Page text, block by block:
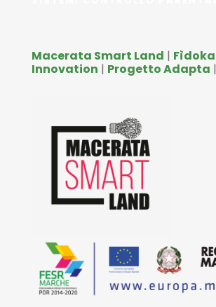
Macerata Smart Land | Fìdoka
Innovation | Progetto Adapta |